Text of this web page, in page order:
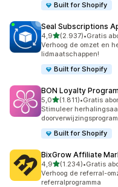
Built for Shopify
Seal Subscriptions
4,9van 5 sterren
(2.937)
2937 recensies in
•Gratis
Verhoog de omzet en
lidmaatschappen!
Built for Shopify
BON Loyalty
5,0van 5 sterren
(1.811)
1811 recensies in totaal
•Gratis
Stimuleer
Built for Shopify
BixGrow Affiliate
4,9van 5 sterren
(1.234)
1234 recensies in
•Gratis
Verhoog de referral-
referralprogramma